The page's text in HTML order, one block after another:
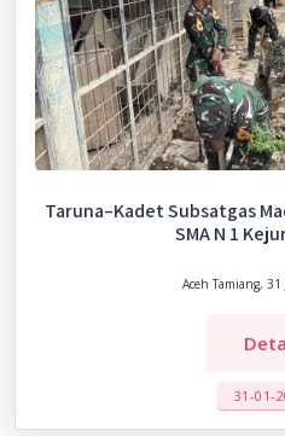
Taruna–Kadet Subsatgas
SMA N 1
Aceh Tamiang,
31-01-